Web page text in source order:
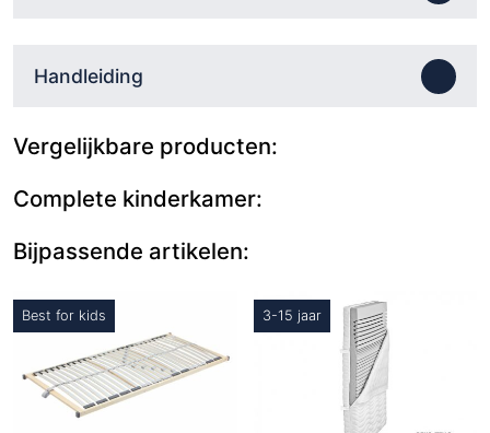
Handleiding
Vergelijkbare producten:
Complete kinderkamer:
Bijpassende artikelen:
Best for kids 3-15 jaar